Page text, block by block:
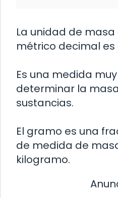
La unidad de
métrico decimal es
Es una medida
determinar la
sustancias.
El gramo es una
de medida de
kilogramo.